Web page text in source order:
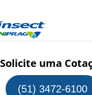
Solicite uma
(51) 3472-6100